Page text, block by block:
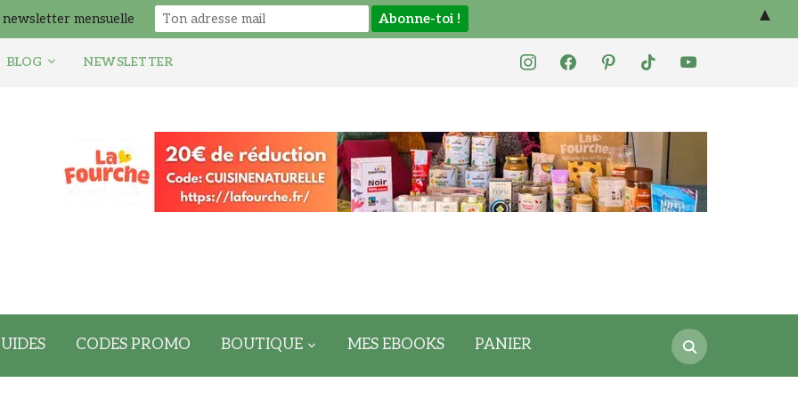
instagramfacebookpinteresttiktok youtube
BLOG NEWSLETTER
Search
for:
CODES PROMO BOUTIQUE MES EBOOKS PANIER
newsletter mensuelle ▲